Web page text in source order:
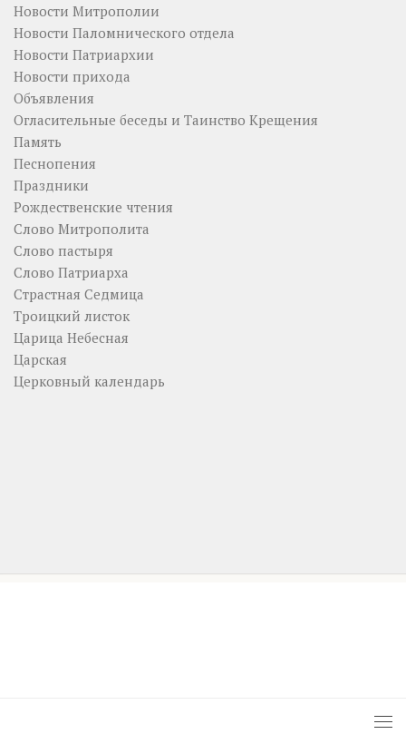
Новости Митрополии
Новости Паломнического отдела
Новости Патриархии
Новости прихода
Объявления
Огласительные беседы и Таинство Крещения
Память
Песнопения
Праздники
Рождественские чтения
Слово Митрополита
Слово пастыря
Слово Патриарха
Страстная Седмица
Троицкий листок
Царица Небесная
Царская
Церковный календарь